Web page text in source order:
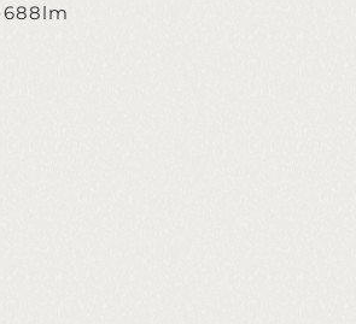
688lm